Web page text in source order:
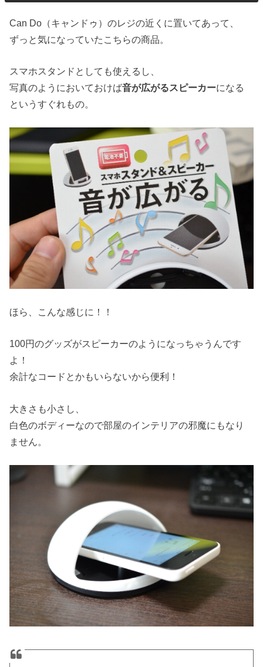
Can Do（キャンドゥ）のレジの近くに置いてあって、
ずっと気になっていたこちらの商品。
スマホスタンドとしても使えるし、
写真のようにおいておけば音が広がるスピーカーになる
というすぐれもの。
ほら、こんな感じに！！
100円のグッズがスピーカーのようになっちゃうんです
よ！
余計なコードとかもいらないから便利！
大きさも小さし、
白色のボディーなので部屋のインテリアの邪魔にもなり
ません。